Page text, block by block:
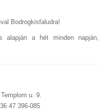
Bodrogkisfaludra!
alapján a hét minden napján,
u. 9.
47 396-085